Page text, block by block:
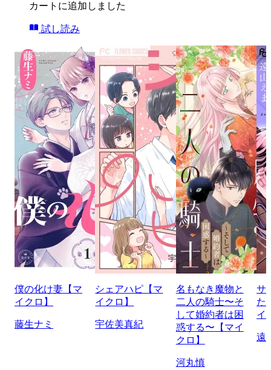
カートに追加しました
試し読み
僕の化け妻【マ
イクロ】
藤生ナミ
シェアハピ【マ
イクロ】
宇佐美真紀
名もなき魔物と
二人の騎士〜そ
して婚約者は困
惑する〜【マイ
クロ】
河丸慎
サ
た
イ
遠